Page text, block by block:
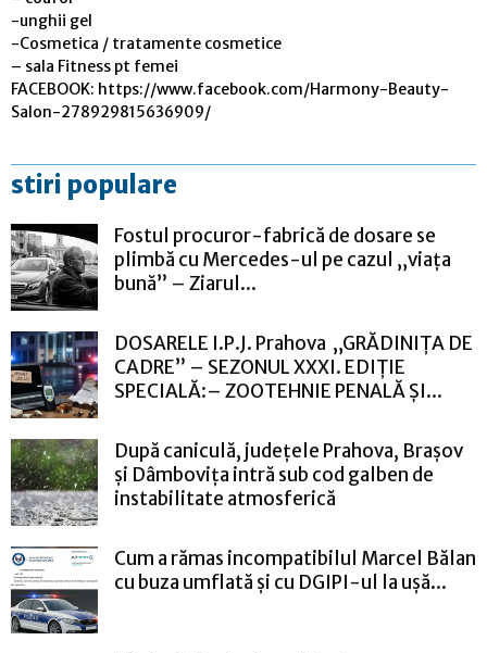
-unghii gel
-Cosmetica / tratamente cosmetice
– sala Fitness pt femei
FACEBOOK: https://www.facebook.com/Harmony-Beauty-
Salon-278929815636909/
stiri populare
Fostul procuror-fabrică de dosare se
plimbă cu Mercedes-ul pe cazul „viața
bună” – Ziarul...
DOSARELE I.P.J. Prahova „GRĂDINIȚA DE
CADRE” – SEZONUL XXXI. EDIȚIE
SPECIALĂ:– ZOOTEHNIE PENALĂ ȘI...
După caniculă, județele Prahova, Brașov
și Dâmbovița intră sub cod galben de
instabilitate atmosferică
Cum a rămas incompatibilul Marcel Bălan
cu buza umflată și cu DGIPI-ul la ușă...